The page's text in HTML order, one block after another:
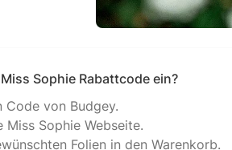
Sophie Rabattcode ein?
Code von Budgey.
Miss Sophie Webseite.
Folien in den Warenkorb.